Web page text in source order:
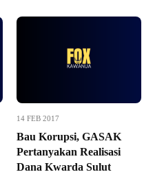
14 FEB 2017
Bau Korupsi, GASAK
Pertanyakan Realisasi
Dana Kwarda Sulut